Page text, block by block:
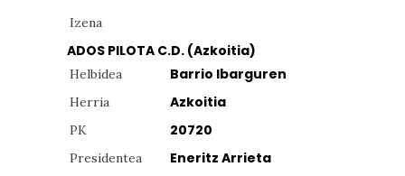
Izena
ADOS PILOTA C.D. (Azkoitia)
Helbidea Barrio Ibarguren
Herria Azkoitia
PK 20720
Presidentea Eneritz Arrieta